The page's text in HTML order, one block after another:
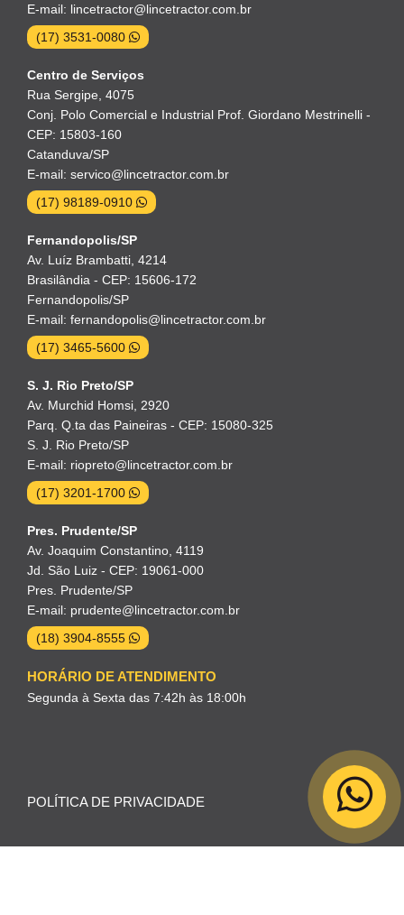
E-mail: lincetractor@lincetractor.com.br
(17) 3531-0080
Centro de Serviços
Rua Sergipe, 4075
Conj. Polo Comercial e Industrial Prof. Giordano Mestrinelli -
CEP: 15803-160
Catanduva/SP
E-mail: servico@lincetractor.com.br
(17) 98189-0910
Fernandopolis/SP
Av. Luíz Brambatti, 4214
Brasilândia - CEP: 15606-172
Fernandopolis/SP
E-mail: fernandopolis@lincetractor.com.br
(17) 3465-5600
S. J. Rio Preto/SP
Av. Murchid Homsi, 2920
Parq. Q.ta das Paineiras - CEP: 15080-325
S. J. Rio Preto/SP
E-mail: riopreto@lincetractor.com.br
(17) 3201-1700
Pres. Prudente/SP
Av. Joaquim Constantino, 4119
Jd. São Luiz - CEP: 19061-000
Pres. Prudente/SP
E-mail: prudente@lincetractor.com.br
(18) 3904-8555
HORÁRIO DE ATENDIMENTO
Segunda à Sexta das 7:42h às 18:00h
POLÍTICA DE PRIVACIDADE